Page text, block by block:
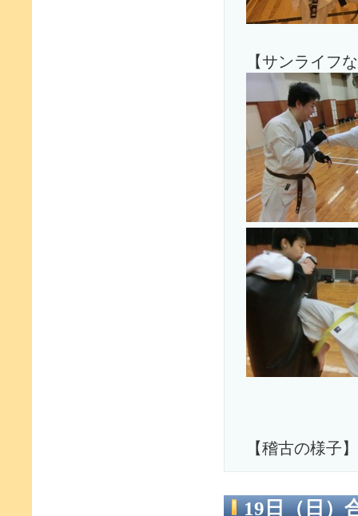
【サンライフ
【稽古の様子】
19日（日）